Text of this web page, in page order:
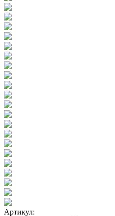
Артикул: